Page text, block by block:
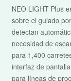
NEO LIGHT Plus
sobre el guiado
detectan
necesidad de
para 1,400
interfaz de
para líneas de